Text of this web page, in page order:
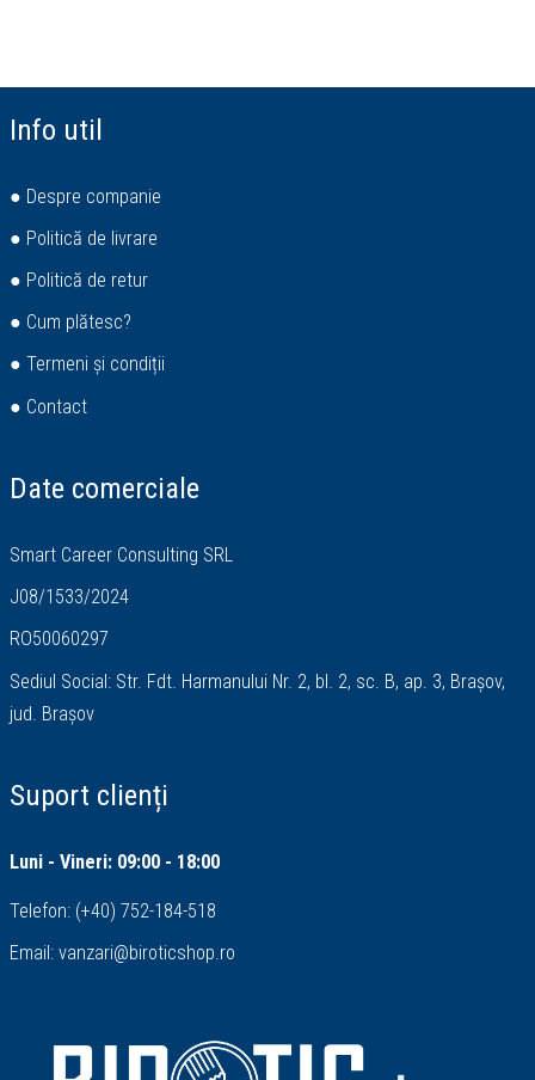
Info util
● Despre companie
● Politică de livrare
● Politică de retur
● Cum plătesc?
● Termeni și condiții
● Contact
Date comerciale
Smart Career Consulting SRL
J08/1533/2024
RO50060297
Sediul Social: Str. Fdt. Harmanului Nr. 2, bl. 2, sc. B, ap. 3, Brașov,
jud. Brașov
Suport clienți
Luni - Vineri: 09:00 - 18:00
Telefon: (+40) 752-184-518
Email: vanzari@biroticshop.ro